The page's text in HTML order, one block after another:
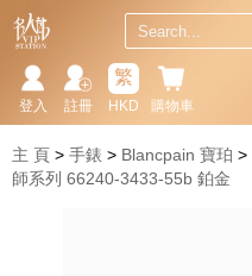
購物車
繁
HKD
註冊
登入
主 頁 手錶 Blancpain 寶珀
師系列 66240-3433-55b 鉑金